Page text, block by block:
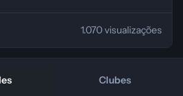
1.070 visualizações
Clubes